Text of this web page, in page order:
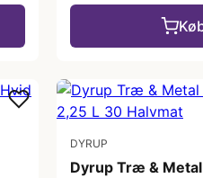
DYRUP
Dyrup Træ &